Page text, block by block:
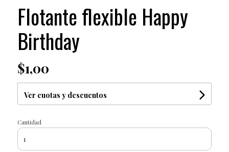
Flotante flexible Happy
Birthday
$1,00
Ver cuotas y descuentos
Cantidad